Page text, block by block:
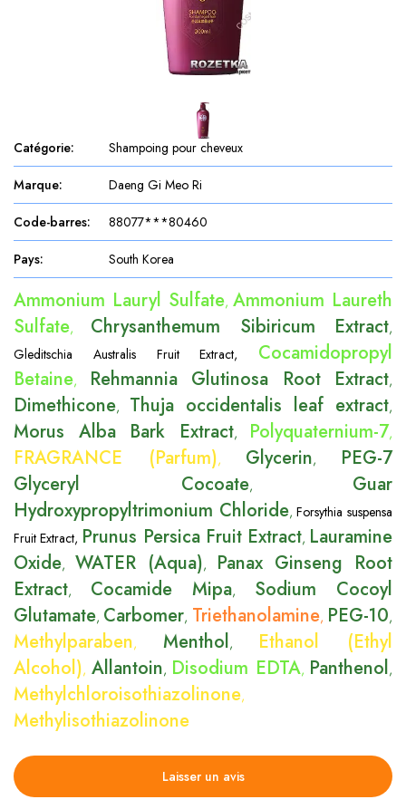
Catégorie: Shampoing pour cheveux
Marque: Daeng Gi Meo Ri
Code-barres: 88077***80460
Pays: South Korea
Ammonium Lauryl Sulfate,Ammonium Laureth
Sulfate, Chrysanthemum Sibiricum Extract,
Gleditschia Australis Fruit Extract, Cocamidopropyl
Betaine, Rehmannia Glutinosa Root Extract,
Dimethicone, Thuja occidentalis leaf extract,
Morus Alba Bark Extract, Polyquaternium-7,
FRAGRANCE (Parfum), Glycerin, PEG-7
Glyceryl Cocoate, Guar
Hydroxypropyltrimonium Chloride,Forsythia suspensa
Fruit Extract, Prunus Persica Fruit Extract, Lauramine
Oxide, WATER (Aqua), Panax Ginseng Root
Extract, Cocamide Mipa, Sodium Cocoyl
Glutamate, Carbomer, Triethanolamine, PEG-10,
Methylparaben, Menthol, Ethanol (Ethyl
Alcohol), Allantoin, Disodium EDTA, Panthenol,
Methylchloroisothiazolinone,
Methylisothiazolinone
Laisser un avis